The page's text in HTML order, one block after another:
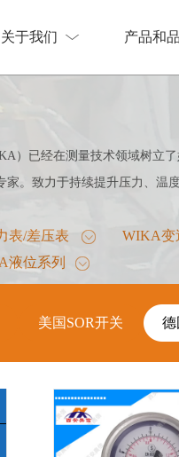
关于我们
关于我们
产品和
产品和
）已经在测量技术领域树立
家。致力于持续提升压力、温
表/差压表
WIKA变
液位系列
美国SOR开关
美国SOR开关